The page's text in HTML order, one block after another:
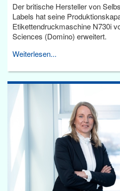
Der britische Hersteller von
Labels hat seine
Etikettendruckmaschine N730i
Sciences (Domino) erweitert.
Weiterlesen...